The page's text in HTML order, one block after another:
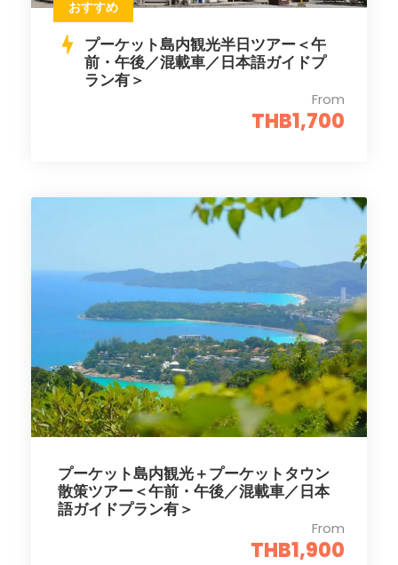
おすすめ
プーケット島内観光半日ツアー＜午
前・午後／混載車／日本語ガイドプ
ラン有＞
From
THB1,700
プーケット島内観光＋プーケットタウン
散策ツアー＜午前・午後／混載車／日本
語ガイドプラン有＞
From
THB1,900